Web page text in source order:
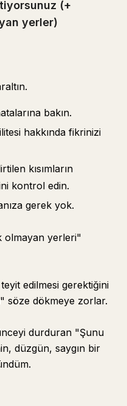
(+
yerler)
bakın.
hakkında fikrinizi
kısımların
kontrol edin.
gerek yok.
olmayan yerleri"
edilmesi gerektiğini
söze dökmeye zorlar.
durduran "Şunu
düzgün, saygın bir